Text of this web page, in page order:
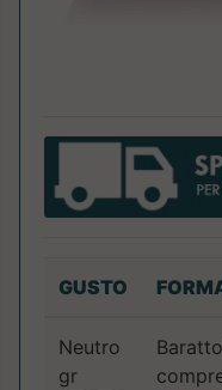
GUSTO
Neutro
gr